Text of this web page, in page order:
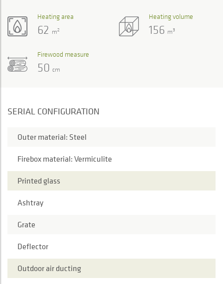
Heating volume
156 m3
Heating area
62 m2
Firewood measure
50 cm
SERIAL CONFIGURATION
Outer material: Steel
Firebox material: Vermiculite
Printed glass
Ashtray
Grate
Deflector
Outdoor air ducting